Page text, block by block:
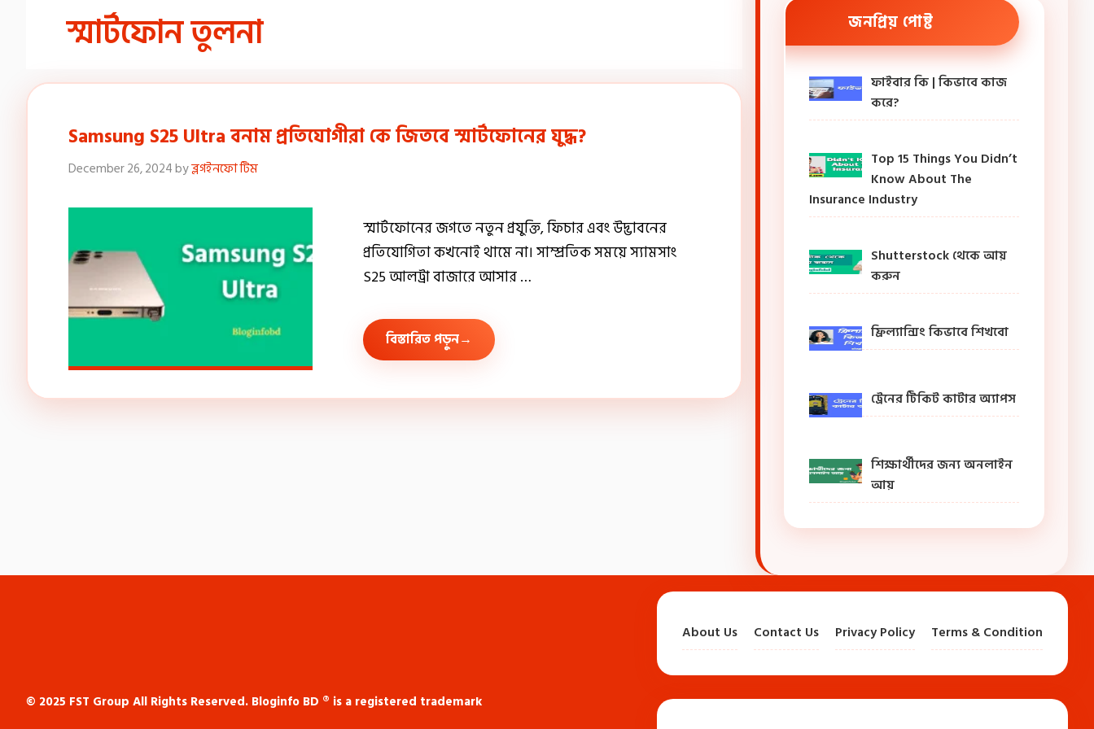
স্মার্টফোন তুলনা
Samsung S25 Ultra বনাম প্রতিযোগীরা কে জিতবে স্মার্টফোনের যুদ্ধ?
December 26, 2024byব্লগইনফো টিম
স্মার্টফোনের জগতে নতুন প্রযুক্তি, ফিচার এবং উদ্ভাবনের
প্রতিযোগিতা কখনোই থামে না। সাম্প্রতিক সময়ে স্যামসাং
S25 আলট্রা বাজারে আসার …
বিস্তারিত পড়ুন
জনপ্রিয় পোষ্ট
ফাইবার কি | কিভাবে কাজ
করে?
Top 15 Things You Didn’t
Know About The
Insurance Industry
Shutterstock থেকে আয়
করুন
ফ্রিল্যান্সিং কিভাবে শিখবো
ট্রেনের টিকিট কাটার অ্যাপস
শিক্ষার্থীদের জন্য অনলাইন
আয়
About Us Contact Us Privacy Policy Terms & Condition
© 2025 FST Group All Rights Reserved. Bloginfo BD ® is a registered trademark